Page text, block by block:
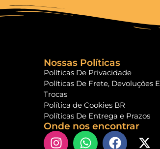
Nossas Políticas
Políticas De Privacidade
Políticas De Frete, Devoluções E
Trocas
Política de Cookies BR
Políticas De Entrega e Prazos
Onde nos encontrar